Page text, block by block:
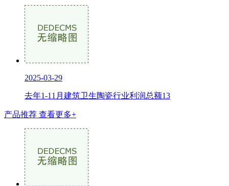
2025-03-29
去年1-11月建筑卫生陶瓷行业利润总额13
产品推荐 查看更多+